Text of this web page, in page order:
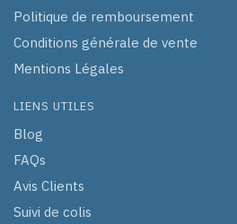
Politique de remboursement
Conditions générale de vente
Mentions Légales
LIENS UTILES
Blog
FAQs
Avis Clients
Suivi de colis